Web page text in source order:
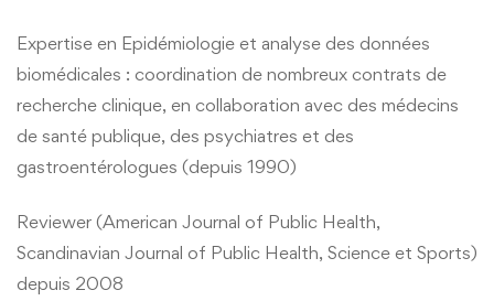
Expertise en Epidémiologie et analyse des données
biomédicales : coordination de nombreux contrats de
recherche clinique, en collaboration avec des médecins
de santé publique, des psychiatres et des
gastroentérologues (depuis 1990)
Reviewer (American Journal of Public Health,
Scandinavian Journal of Public Health, Science et Sports)
depuis 2008